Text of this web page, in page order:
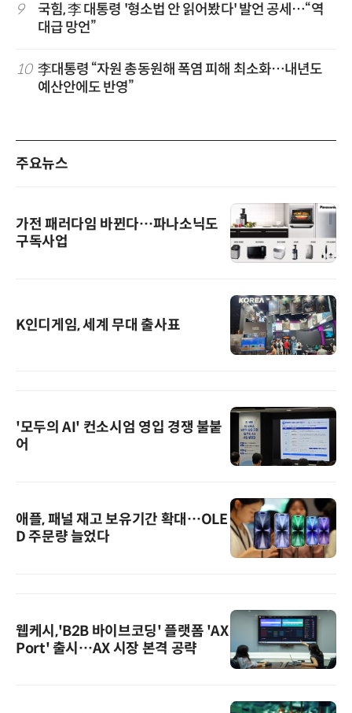
9
국힘, 李 대통령 '형소법 안 읽어봤다' 발언 공세…“역
대급 망언”
10 李대통령 “자원 총동원해 폭염 피해 최소화…내년도
예산안에도 반영”
주요뉴스
가전 패러다임 바뀐다…파나소닉도
구독사업
K인디게임, 세계 무대 출사표
'모두의 AI' 컨소시엄 영입 경쟁 불붙
어
애플, 패널 재고 보유기간 확대…OLE
D 주문량 늘었다
웹케시,'B2B 바이브코딩' 플랫폼 'AX
Port' 출시…AX 시장 본격 공략